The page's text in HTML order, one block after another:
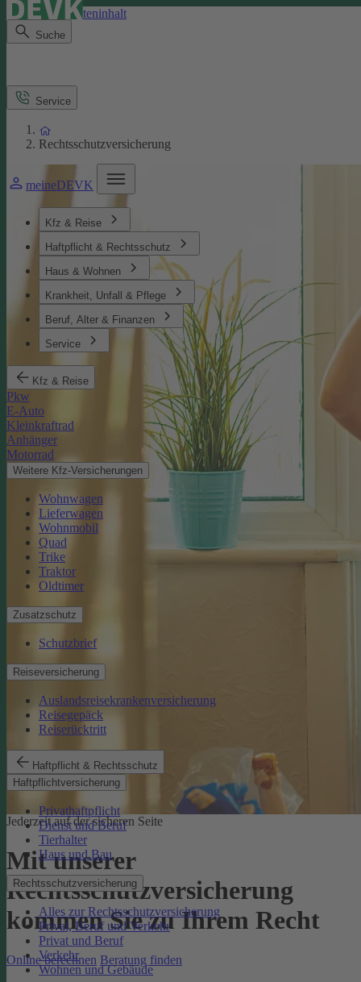
Direkt zum Seiteninhalt
Suche
meineDEVK
Kfz & Reise
Haftpflicht & Rechtsschutz
Haus & Wohnen
Krankheit, Unfall & Pflege
Beruf, Alter & Finanzen
Service
Kfz & Reise
Pkw
E-Auto
Kleinkraftrad
Anhänger
Motorrad
Weitere Kfz-Versicherungen
Wohnwagen
Lieferwagen
Wohnmobil
Quad
Trike
Traktor
Oldtimer
Zusatzschutz
Schutzbrief
Reiseversicherung
Auslandsreisekrankenversicherung
Reisegepäck
Reiserücktritt
Haftpflicht & Rechtsschutz
Haftpflichtversicherung
Privathaftpflicht
Dienst und Beruf
Tierhalter
Haus und Bau
Rechtsschutzversicherung
Alles zur Rechtsschutzversicherung
Privat, Beruf und Verkehr
Privat und Beruf
Verkehr
Wohnen und Gebäude
Service
Rechtsschutzversicherung
Jederzeit auf der sicheren Seite
Mit unserer
Rechtsschutzversicherung
kommen Sie zu Ihrem Recht
Online berechnen Beratung finden